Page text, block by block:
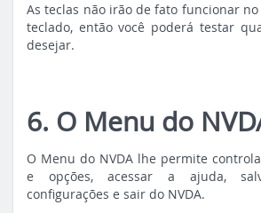
As teclas não irão de fato funcionar
teclado, então você poderá testar
desejar.
6. O Menu do
O Menu do NVDA lhe permite
e opções, acessar a ajuda,
configurações e sair do NVDA.